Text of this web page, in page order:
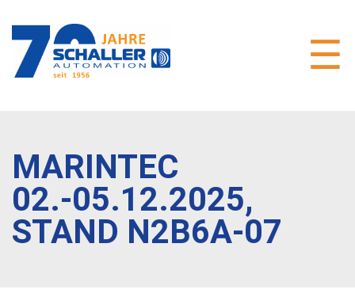
MARINTEC
02.-05.12.2025,
STAND N2B6A-07